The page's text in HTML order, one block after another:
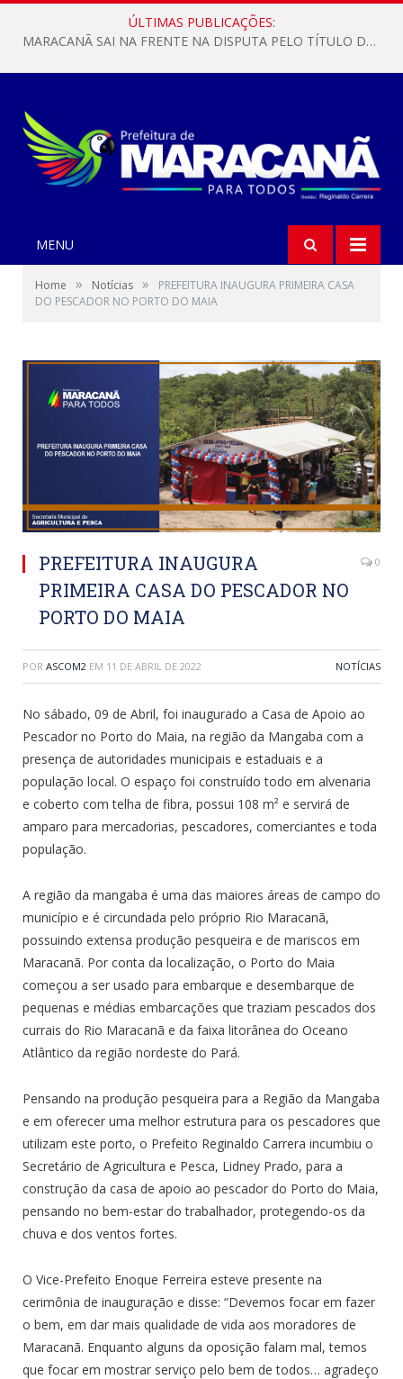
ÚLTIMAS PUBLICAÇÕES:
MARACANÃ SAI NA FRENTE NA DISPUTA PELO TÍTULO DA COPA PARÁ SUB-17!
MENU
Home » Notícias »
PREFEITURA INAUGURA PRIMEIRA CASA
DO PESCADOR NO PORTO DO MAIA
PREFEITURA INAUGURA
PRIMEIRA CASA DO PESCADOR NO
PORTO DO MAIA
0
POR ASCOM2 EM 11 DE ABRIL DE 2022 NOTÍCIAS
No sábado, 09 de Abril, foi inaugurado a Casa de Apoio ao
Pescador no Porto do Maia, na região da Mangaba com a
presença de autoridades municipais e estaduais e a
população local. O espaço foi construído todo em alvenaria
e coberto com telha de fibra, possui 108 m² e servirá de
amparo para mercadorias, pescadores, comerciantes e toda
população.
A região da mangaba é uma das maiores áreas de campo do
município e é circundada pelo próprio Rio Maracanã,
possuindo extensa produção pesqueira e de mariscos em
Maracanã. Por conta da localização, o Porto do Maia
começou a ser usado para embarque e desembarque de
pequenas e médias embarcações que traziam pescados dos
currais do Rio Maracanã e da faixa litorânea do Oceano
Atlântico da região nordeste do Pará.
Pensando na produção pesqueira para a Região da Mangaba
e em oferecer uma melhor estrutura para os pescadores que
utilizam este porto, o Prefeito Reginaldo Carrera incumbiu o
Secretário de Agricultura e Pesca, Lidney Prado, para a
construção da casa de apoio ao pescador do Porto do Maia,
pensando no bem-estar do trabalhador, protegendo-os da
chuva e dos ventos fortes.
O Vice-Prefeito Enoque Ferreira esteve presente na
cerimônia de inauguração e disse: “Devemos focar em fazer
o bem, em dar mais qualidade de vida aos moradores de
Maracanã. Enquanto alguns da oposição falam mal, temos
que focar em mostrar serviço pelo bem de todos… agradeço